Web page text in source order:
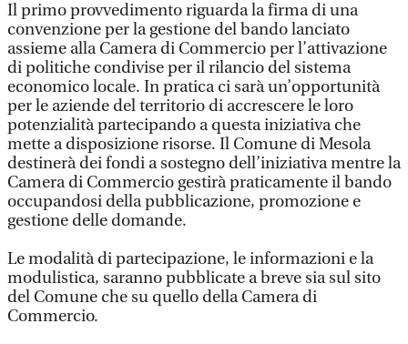
Il primo provvedimento riguarda la firma di una
convenzione per la gestione del bando lanciato
assieme alla Camera di Commercio per l’attivazione
di politiche condivise per il rilancio del sistema
economico locale. In pratica ci sarà un’opportunità
per le aziende del territorio di accrescere le loro
potenzialità partecipando a questa iniziativa che
mette a disposizione risorse. Il Comune di Mesola
destinerà dei fondi a sostegno dell’iniziativa mentre la
Camera di Commercio gestirà praticamente il bando
occupandosi della pubblicazione, promozione e
gestione delle domande.
Le modalità di partecipazione, le informazioni e la
modulistica, saranno pubblicate a breve sia sul sito
del Comune che su quello della Camera di
Commercio.